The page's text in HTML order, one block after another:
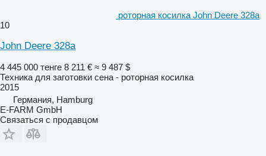
роторная косилка John Deere 328a
10
John Deere 328a
4 445 000 тенге 8 211 € ≈ 9 487 $
Техника для заготовки сена - роторная косилка
2015
Германия, Hamburg
E-FARM GmbH
Связаться с продавцом